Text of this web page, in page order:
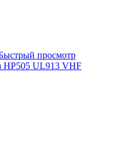
просмотр
HP505 UL913 VHF